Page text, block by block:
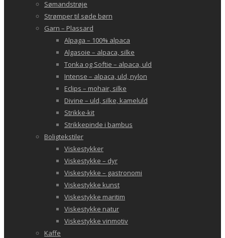
Sømandstrøje
Strømper til søde børn
Garn – Plassard
Alpaga – 100% alpaca
Algasoie – alpaca, silke
Tonka og Softie – alpaca, uld
Intense – alpaca, uld, nylon
Eclips – mohair, silke
Divine – uld, silke, kameluld
Strikke-kit
Strikkepinde i bambus
Boligtekstiler
Viskestykker
Viskestykke – dyr
Viskestykke – gastronomi
Viskestykke kunst
Viskestykke maritim
Viskestykke natur
Viskestykke vinmotiv
Kaffe